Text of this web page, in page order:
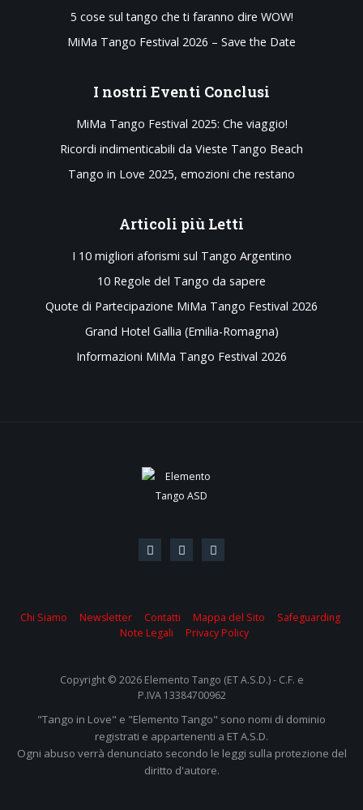
5 cose sul tango che ti faranno dire WOW!
MiMa Tango Festival 2026 – Save the Date
I nostri Eventi Conclusi
MiMa Tango Festival 2025: Che viaggio!
Ricordi indimenticabili da Vieste Tango Beach
Tango in Love 2025, emozioni che restano
Articoli più Letti
I 10 migliori aforismi sul Tango Argentino
10 Regole del Tango da sapere
Quote di Partecipazione MiMa Tango Festival 2026
Grand Hotel Gallia (Emilia-Romagna)
Informazioni MiMa Tango Festival 2026
Chi Siamo Newsletter Contatti Mappa del Sito
Safeguarding
Note Legali
Privacy Policy
Copyright © 2026 Elemento Tango (ET A.S.D.) - C.F. e
P.IVA 13384700962
"Tango in Love" e "Elemento Tango" sono nomi di dominio
registrati e appartenenti a ET A.S.D.
Ogni abuso verrà denunciato secondo le leggi sulla protezione del
diritto d'autore.